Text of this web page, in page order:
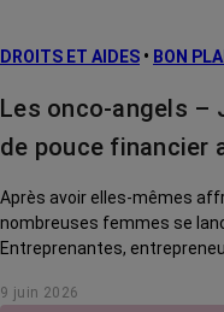
Traitements
La vie autour
DROITS ET AIDES • BON
Les onco-angels –
de pouce financier
Après avoir elles-mêmes
nombreuses femmes se
Entreprenantes,
Jo Guilmain, créatrice de
9 juin 2026